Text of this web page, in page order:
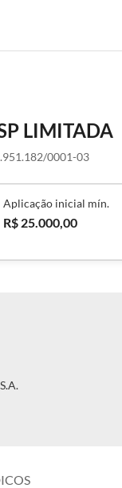
LIMITADA
0001-03
Aplicação inicial mín.
R$ 25.000,00